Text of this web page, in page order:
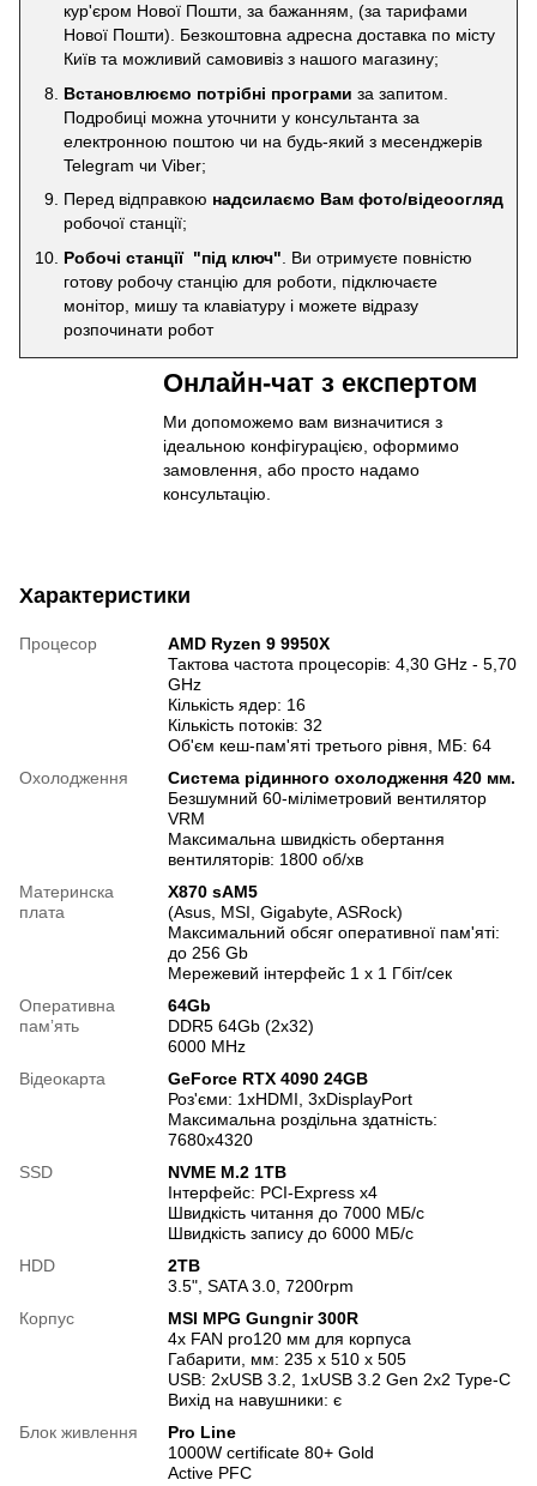
кур'єром Нової Пошти, за бажанням, (за тарифами
Нової Пошти). Безкоштовна адресна доставка по місту
Київ та можливий самовивіз з нашого магазину;
Встановлюємо потрібні програми за запитом.
Подробиці можна уточнити у консультанта за
електронною поштою чи на будь-який з месенджерів
Telegram чи Viber;
Перед відправкою надсилаємо Вам фото/відеоогляд
робочої станції;
Робочі станції "під ключ" . Ви отримуєте повністю
готову робочу станцію для роботи, підключаєте
монітор, мишу та клавіатуру і можете відразу
розпочинати робот
Онлайн-чат з експертом
Ми допоможемо вам визначитися з
ідеальною конфігурацією, оформимо
замовлення, або просто надамо
консультацію.
Характеристики
Процесор
AMD Ryzen 9 9950X
Тактова частота процесорів: 4,30 GHz - 5,70
GHz
Кількість ядер: 16
Кількість потоків: 32
Об'єм кеш-пам'яті третього рівня, МБ: 64
Охолодження
Система рідинного охолодження 420 мм.
Безшумний 60-міліметровий вентилятор
VRM
Максимальна швидкість обертання
вентиляторів: 1800 об/хв
Материнска
плата
X870 sAM5
(Asus, MSI, Gigabyte, ASRock)
Максимальний обсяг оперативної пам'яті:
до 256 Gb
Мережевий інтерфейс 1 х 1 Гбіт/сек
Оперативна
памʼять
64Gb
DDR5 64Gb (2x32)
6000 MHz
Відеокарта
GeForce RTX 4090 24GB
Роз'єми: 1xHDMI, 3хDisplayPort
Максимальна роздільна здатність:
7680х4320
SSD
NVME M.2 1TB
Інтерфейс: PCI-Express x4
Швидкість читання до 7000 МБ/с
Швидкість запису до 6000 МБ/с
HDD
2TB
3.5", SATA 3.0, 7200rpm
Корпус
MSI MPG Gungnir 300R
4x FAN pro120 мм для корпуса
Габарити, мм: 235 x 510 x 505
USB: 2xUSB 3.2, 1xUSB 3.2 Gen 2x2 Type-C
Вихід на навушники: є
Блок живлення
Pro Line
1000W certificate 80+ Gold
Active PFC